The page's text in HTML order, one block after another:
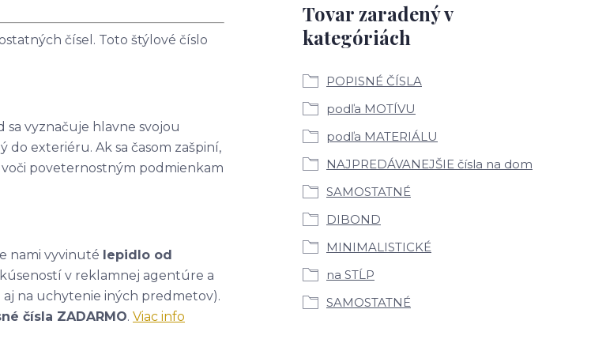
čísel. Toto štýlové číslo
vyznačuje hlavne svojou
do exteriéru. Ak sa časom zašpiní,
voči poveternostným podmienkam
nami vyvinuté lepidlo od
v reklamnej agentúre a
na uchytenie iných predmetov).
čísla ZADARMO. Viac info
Tovar zaradený v
kategóriách
POPISNÉ ČÍSLA
podľa MOTÍVU
podľa MATERIÁLU
NAJPREDÁVANEJŠIE čísla na dom
SAMOSTATNÉ
DIBOND
MINIMALISTICKÉ
na STĹP
SAMOSTATNÉ